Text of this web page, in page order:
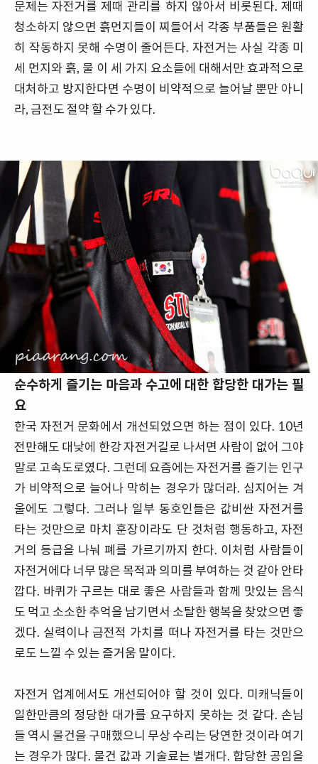
문제는 자전거를 제때 관리를 하지 않아서 비롯된다. 제때
청소하지 않으면 흙먼지들이 찌들어서 각종 부품들은 원활
히 작동하지 못해 수명이 줄어든다. 자전거는 사실 각종 미
세 먼지와 흙, 물 이 세 가지 요소들에 대해서만 효과적으로
대처하고 방지한다면 수명이 비약적으로 늘어날 뿐만 아니
라, 금전도 절약 할 수가 있다.
순수하게 즐기는 마음과 수고에 대한 합당한 대가는 필
요
한국 자전거 문화에서 개선되었으면 하는 점이 있다. 10년
전만해도 대낮에 한강 자전거길로 나서면 사람이 없어 그야
말로 고속도로였다. 그런데 요즘에는 자전거를 즐기는 인구
가 비약적으로 늘어나 막히는 경우가 많더라. 심지어는 겨
울에도 그렇다. 그러나 일부 동호인들은 값비싼 자전거를
타는 것만으로 마치 훈장이라도 단 것처럼 행동하고, 자전
거의 등급을 나눠 폐를 가르기까지 한다. 이처럼 사람들이
자전거에다 너무 많은 목적과 의미를 부여하는 것 같아 안타
깝다. 바퀴가 구르는 대로 좋은 사람들과 함께 맛있는 음식
도 먹고 소소한 추억을 남기면서 소탈한 행복을 찾았으면 좋
겠다. 실력이나 금전적 가치를 떠나 자전거를 타는 것만으
로도 느낄 수 있는 즐거움 말이다.
자전거 업계에서도 개선되어야 할 것이 있다. 미캐닉들이
일한만큼의 정당한 대가를 요구하지 못하는 것 같다. 손님
들 역시 물건을 구매했으니 무상 수리는 당연한 것이라 여기
는 경우가 많다. 물건 값과 기술료는 별개다. 합당한 공임을